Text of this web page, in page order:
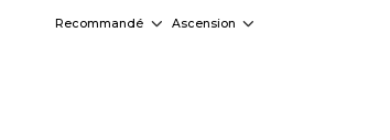
Recommandé Ascension